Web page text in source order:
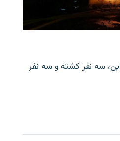
سه نفر کشته و سه نفر